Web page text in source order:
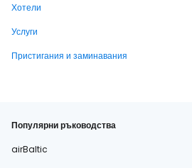
Хотели
Услуги
Пристигания и заминавания
Популярни ръководства
airBaltic